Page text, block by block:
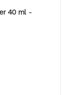
40 ml -